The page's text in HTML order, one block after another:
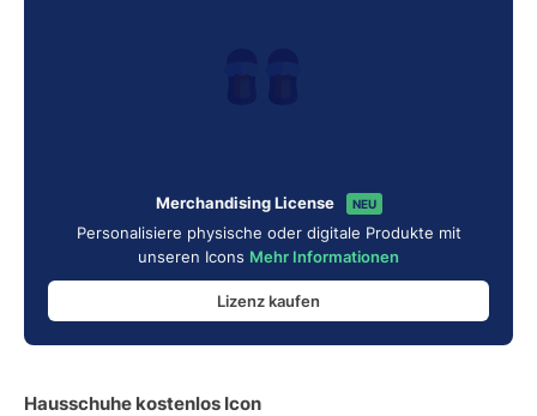
Merchandising License NEU
Personalisiere physische oder digitale Produkte mit
unseren Icons Mehr Informationen
Lizenz kaufen
Hausschuhe kostenlos Icon